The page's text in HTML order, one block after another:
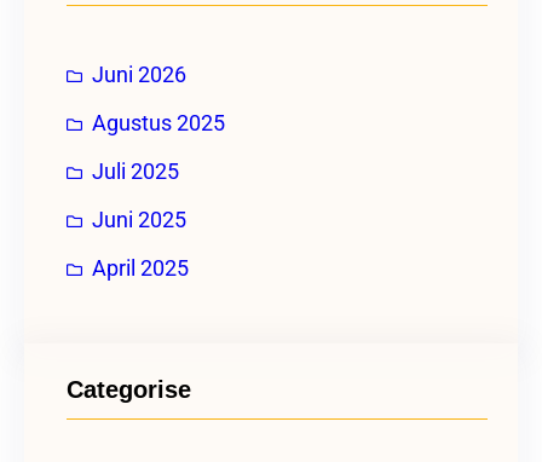
Juni 2026
Agustus 2025
Juli 2025
Juni 2025
April 2025
Categorise